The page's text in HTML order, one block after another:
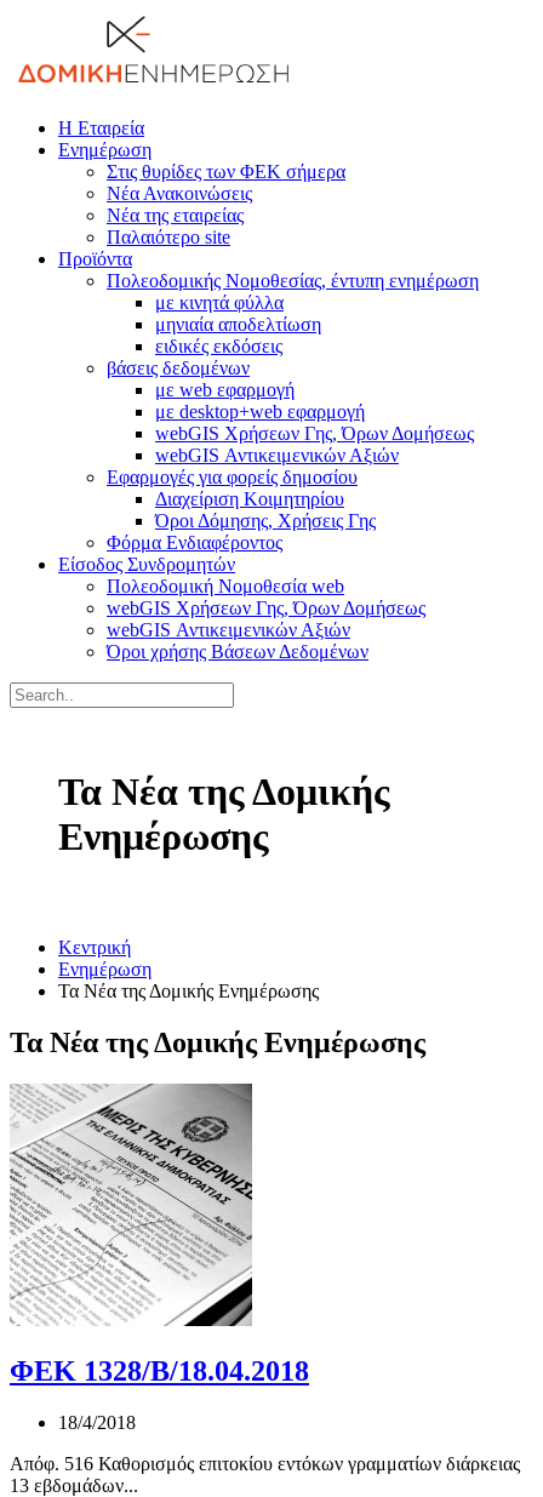
Η Εταιρεία
Ενημέρωση
Στις θυρίδες των ΦΕΚ σήμερα
Νέα Ανακοινώσεις
Νέα της εταιρείας
Παλαιότερο site
Προϊόντα
Πολεοδομικής Νομοθεσίας, έντυπη ενημέρωση
με κινητά φύλλα
μηνιαία αποδελτίωση
ειδικές εκδόσεις
βάσεις δεδομένων
με web εφαρμογή
με desktop+web εφαρμογή
webGIS Χρήσεων Γης, Όρων Δομήσεως
webGIS Αντικειμενικών Αξιών
Εφαρμογές για φορείς δημοσίου
Διαχείριση Κοιμητηρίου
Όροι Δόμησης, Χρήσεις Γης
Φόρμα Ενδιαφέροντος
Είσοδος Συνδρομητών
Πολεοδομική Νομοθεσία web
webGIS Χρήσεων Γης, Όρων Δομήσεως
webGIS Αντικειμενικών Αξιών
Όροι χρήσης Βάσεων Δεδομένων
Τα Νέα της Δομικής
Ενημέρωσης
Κεντρική
Ενημέρωση
Τα Νέα της Δομικής Ενημέρωσης
Τα Νέα της Δομικής Ενημέρωσης
ΦΕΚ 1328/Β/18.04.2018
18/4/2018
Απόφ. 516 Καθορισμός επιτοκίου εντόκων γραμματίων διάρκειας
13 εβδομάδων...